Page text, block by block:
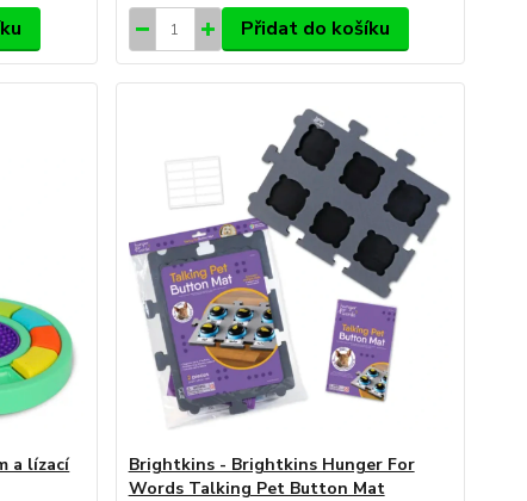
Přidat do košíku
a lízací
Brightkins - Brightkins Hunger For
Words Talking Pet Button Mat